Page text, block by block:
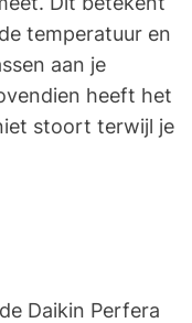
temperatuur en
aan je
heeft het
stoort terwijl je
Daikin Perfera